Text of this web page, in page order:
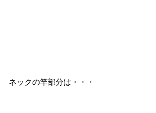
ネックの竿部分は・・・